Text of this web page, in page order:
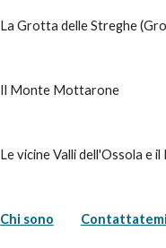
La Grotta delle Streghe
Il Monte Mottarone
Le vicine Valli dell'Ossola e
Chi sono Contattatemi